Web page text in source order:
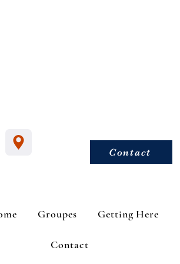
Contact
Groupes Getting Here
Contact